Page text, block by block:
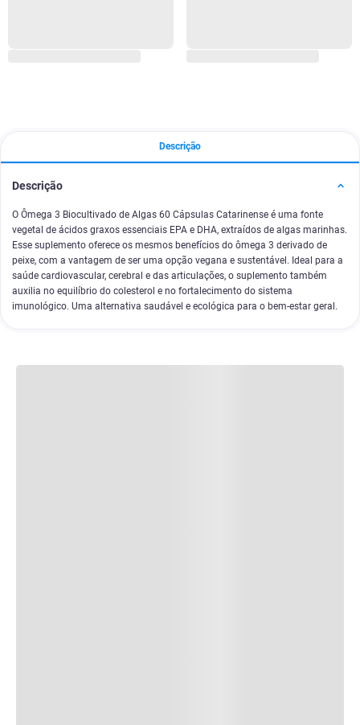
Descrição
Descrição
O Ômega 3 Biocultivado de Algas 60 Cápsulas Catarinense é uma fonte
vegetal de ácidos graxos essenciais EPA e DHA, extraídos de algas marinhas.
Esse suplemento oferece os mesmos benefícios do ômega 3 derivado de
peixe, com a vantagem de ser uma opção vegana e sustentável. Ideal para a
saúde cardiovascular, cerebral e das articulações, o suplemento também
auxilia no equilíbrio do colesterol e no fortalecimento do sistema
imunológico. Uma alternativa saudável e ecológica para o bem-estar geral.